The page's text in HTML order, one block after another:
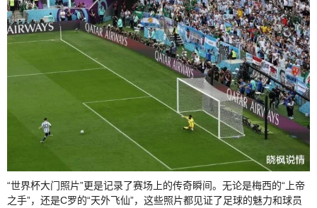
“世界杯大门照片”更是记录了赛场上的传奇瞬间。无论是梅西的“上帝
之手”，还是C罗的“天外飞仙”，这些照片都见证了足球的魅力和球员